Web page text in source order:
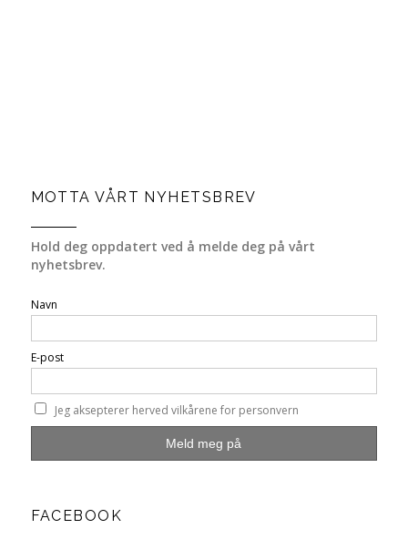
MOTTA VÅRT NYHETSBREV
Hold deg oppdatert ved å melde deg på vårt
nyhetsbrev.
Navn
E-post
Jeg aksepterer herved vilkårene for personvern
FACEBOOK